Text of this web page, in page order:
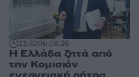
11:3206.08.26
Η Ελλάδα ζητά από
την Κομισιόν